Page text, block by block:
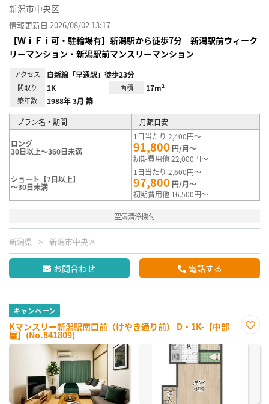
新潟市中央区
情報更新日 2026/08/02 13:17
【ＷｉＦｉ可・駐輪場有】新潟駅から徒歩7分 新潟駅前ウィーク
リーマンション・新潟駅前マンスリーマンション
アクセス 白新線「早通駅」徒歩23分
間取り 1K 面積 17m²
築年数 1988年 3月 築
プラン名・期間 月額目安
ロング
30日以上～360日未満
1日当たり 2,400円～
91,800 円/月～
初期費用他 22,000円～
ショート【7日以上】
～30日未満
1日当たり 2,600円～
97,800 円/月～
初期費用他 16,500円～
空気清浄機付
新潟県 新潟市中央区
お問合わせ 電話する
キャンペーン
Kマンスリー新潟駅南口前（けやき通り前） D・1K-【中部
屋】(No.841809)
に入